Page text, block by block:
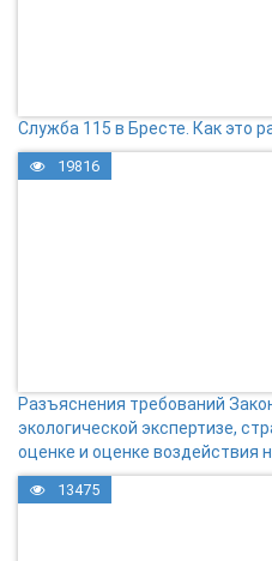
Служба 115 в Бресте. Как это
19816
Разъяснения требований
экологической экспертизе,
оценке и оценке воздействия
13475